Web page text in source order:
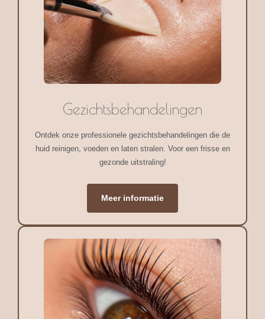
Gezichtsbehandelingen
Ontdek onze professionele gezichtsbehandelingen die de
huid reinigen, voeden en laten stralen. Voor een frisse en
gezonde uitstraling!
Meer informatie